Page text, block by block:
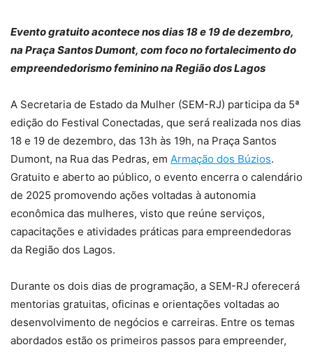
Evento gratuito acontece nos dias 18 e 19 de dezembro,
na Praça Santos Dumont, com foco no fortalecimento do
empreendedorismo feminino na Região dos Lagos
A Secretaria de Estado da Mulher (SEM-RJ) participa da 5ª
edição do Festival Conectadas, que será realizada nos dias
18 e 19 de dezembro, das 13h às 19h, na Praça Santos
Dumont, na Rua das Pedras, em Armação dos Búzios.
Gratuito e aberto ao público, o evento encerra o calendário
de 2025 promovendo ações voltadas à autonomia
econômica das mulheres, visto que reúne serviços,
capacitações e atividades práticas para empreendedoras
da Região dos Lagos.
Durante os dois dias de programação, a SEM-RJ oferecerá
mentorias gratuitas, oficinas e orientações voltadas ao
desenvolvimento de negócios e carreiras. Entre os temas
abordados estão os primeiros passos para empreender,